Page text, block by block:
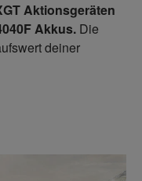
Aktionsgeräten
Akkus. Die
deiner